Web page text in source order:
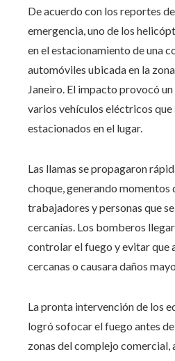
De acuerdo con los reportes
emergencia, uno de los
en el estacionamiento de una
automóviles ubicada en la
Janeiro. El impacto provocó
varios vehículos eléctricos
estacionados en el lugar.
Las llamas se propagaron
choque, generando momentos
trabajadores y personas que
cercanías. Los bomberos
controlar el fuego y evitar que
cercanas o causara daños
La pronta intervención de los
logró sofocar el fuego antes
zonas del complejo comercial,